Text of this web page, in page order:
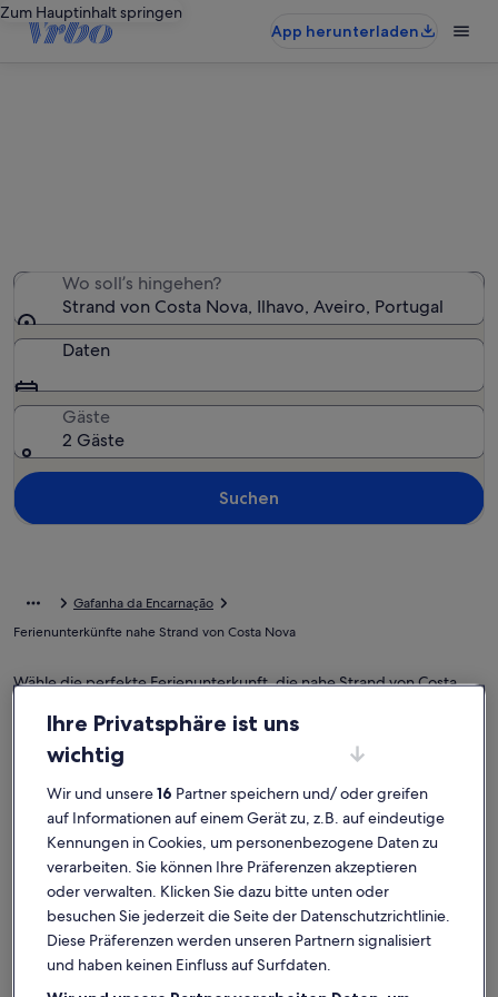
Zum Hauptinhalt springen
App herunterladen
Wo soll’s hingehen?
Strand von Costa Nova, Ilhavo, Aveiro, Portugal
Daten
Gäste
2 Gäste
Suchen
Gafanha da Encarnação
Ferienunterkünfte nahe Strand von Costa Nova
Wähle die perfekte Ferienunterkunft, die nahe Strand von Costa
deinen Lieben eine Ausstattung, die keine Wünsche offenlässt, wie
Klimaanlage und Kabelfernsehen. Und auch wenn du Optionen zur
Barrierefreiheit oder bezüglich der Rauchpräferenzen suchst, wirst
Finde Unterkünfte ganz nach deinem
Geschmack
Suche nach FerienhäusernSuche nach Ferienwohnungen oder
Suche nach
Ihre Privatsphäre ist uns
wichtig
Wir und unsere16 Partner speichern und/ oder greifen
auf Informationen auf einem Gerät zu, z.B. auf eindeutige
Kennungen in Cookies, um personenbezogene Daten zu
verarbeiten. Sie können Ihre Präferenzen akzeptieren
oder verwalten. Klicken Sie dazu bitte unten oder
besuchen Sie jederzeit die Seite der Datenschutzrichtlinie.
Diese Präferenzen werden unseren Partnern signalisiert
und haben keinen Einfluss auf Surfdaten.